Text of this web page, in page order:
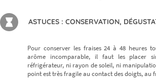
ASTUCES : CONSERVATION,
Pour conserver les fraises 24 à 48 heures
arôme incomparable, il faut les placer
réfrigérateur, ni rayon de soleil, ni
point est très fragile au contact des doigts,